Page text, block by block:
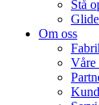
Stå
Om oss
Våre